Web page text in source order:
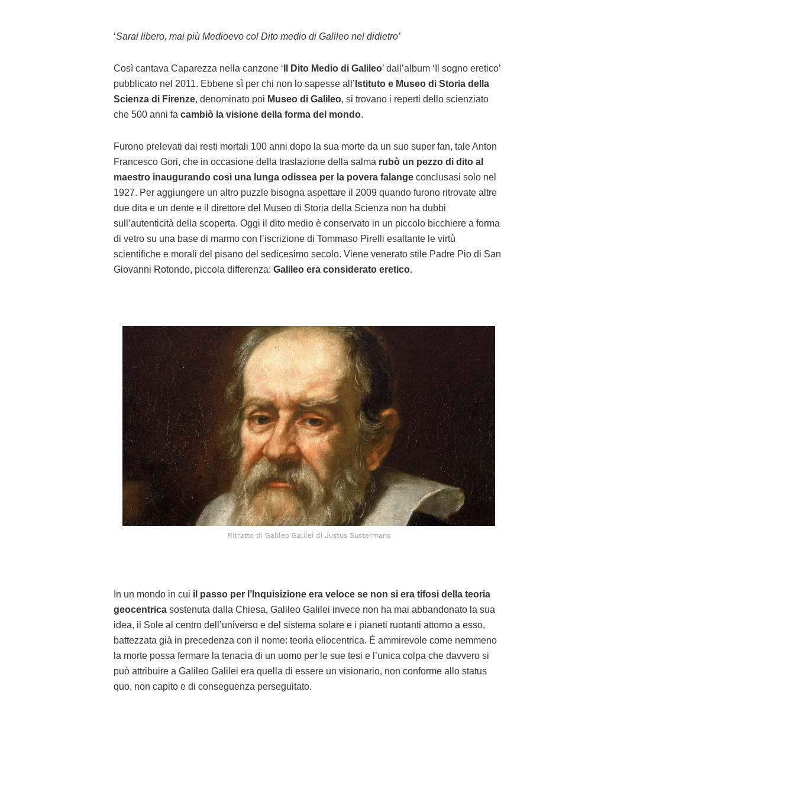
‘Sarai libero, mai più Medioevo col Dito medio di Galileo nel didietro’
Così cantava Caparezza nella canzone ‘ Il Dito Medio di Galileo’ dall’album ‘Il sogno eretico’
pubblicato nel 2011. Ebbene sì per chi non lo sapesse all’ Istituto e Museo di Storia della
Scienza di Firenze, denominato poi Museo di Galileo, si trovano i reperti dello scienziato
che 500 anni fa cambiò la visione della forma del mondo.
Furono prelevati dai resti mortali 100 anni dopo la sua morte da un suo super fan, tale Anton
Francesco Gori, che in occasione della traslazione della salma rubò un pezzo di dito al
maestro inaugurando così una lunga odissea per la povera falange conclusasi solo nel
1927. Per aggiungere un altro puzzle bisogna aspettare il 2009 quando furono ritrovate altre
due dita e un dente e il direttore del Museo di Storia della Scienza non ha dubbi
sull’autenticità della scoperta. Oggi il dito medio è conservato in un piccolo bicchiere a forma
di vetro su una base di marmo con l’iscrizione di Tommaso Pirelli esaltante le virtù
scientifiche e morali del pisano del sedicesimo secolo. Viene venerato stile Padre Pio di San
Giovanni Rotondo, piccola differenza: Galileo era considerato eretico.
Ritratto di Galileo Galilei di Justus Sustermans
In un mondo in cui il passo per l’Inquisizione era veloce se non si era tifosi della teoria
geocentrica sostenuta dalla Chiesa, Galileo Galilei invece non ha mai abbandonato la sua
idea, il Sole al centro dell’universo e del sistema solare e i pianeti ruotanti attorno a esso,
battezzata già in precedenza con il nome: teoria eliocentrica. È ammirevole come nemmeno
la morte possa fermare la tenacia di un uomo per le sue tesi e l’unica colpa che davvero si
può attribuire a Galileo Galilei era quella di essere un visionario, non conforme allo status
quo, non capito e di conseguenza perseguitato.